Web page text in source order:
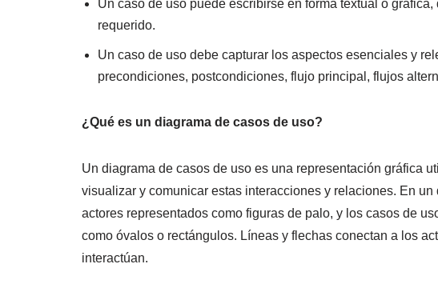
Un caso de uso puede escribirse en forma textual o
requerido.
Un caso de uso debe capturar los aspectos esenciales y
precondiciones, postcondiciones, flujo principal, flujos
¿Qué es un diagrama de casos de uso?
Un diagrama de casos de uso es una representación gráfica
visualizar y comunicar estas interacciones y relaciones. En
actores representados como figuras de palo, y los casos de
como óvalos o rectángulos. Líneas y flechas conectan a los
interactúan.